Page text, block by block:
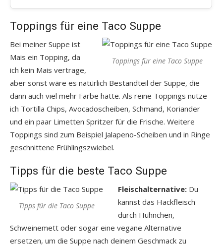
Toppings für eine Taco Suppe
Toppings für eine Taco Suppe
Bei meiner Suppe ist
Mais ein Topping, da
ich kein Mais vertrage,
aber sonst wäre es natürlich Bestandteil der Suppe, die
dann auch viel mehr Farbe hätte. Als reine Toppings nutze
ich Tortilla Chips, Avocadoscheiben, Schmand, Koriander
und ein paar Limetten Spritzer für die Frische. Weitere
Toppings sind zum Beispiel Jalapeno-Scheiben und in Ringe
geschnittene Frühlingszwiebel.
Tipps für die beste Taco Suppe
Tipps für die Taco Suppe
Fleischalternative: Du
kannst das Hackfleisch
durch Hühnchen,
Schweinemett oder sogar eine vegane Alternative
ersetzen, um die Suppe nach deinem Geschmack zu